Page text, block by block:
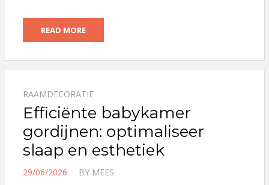
READ MORE
RAAMDECORATIE
Efficiënte babykamer
gordijnen: optimaliseer
slaap en esthetiek
POSTED
29/06/2026 BY MEES